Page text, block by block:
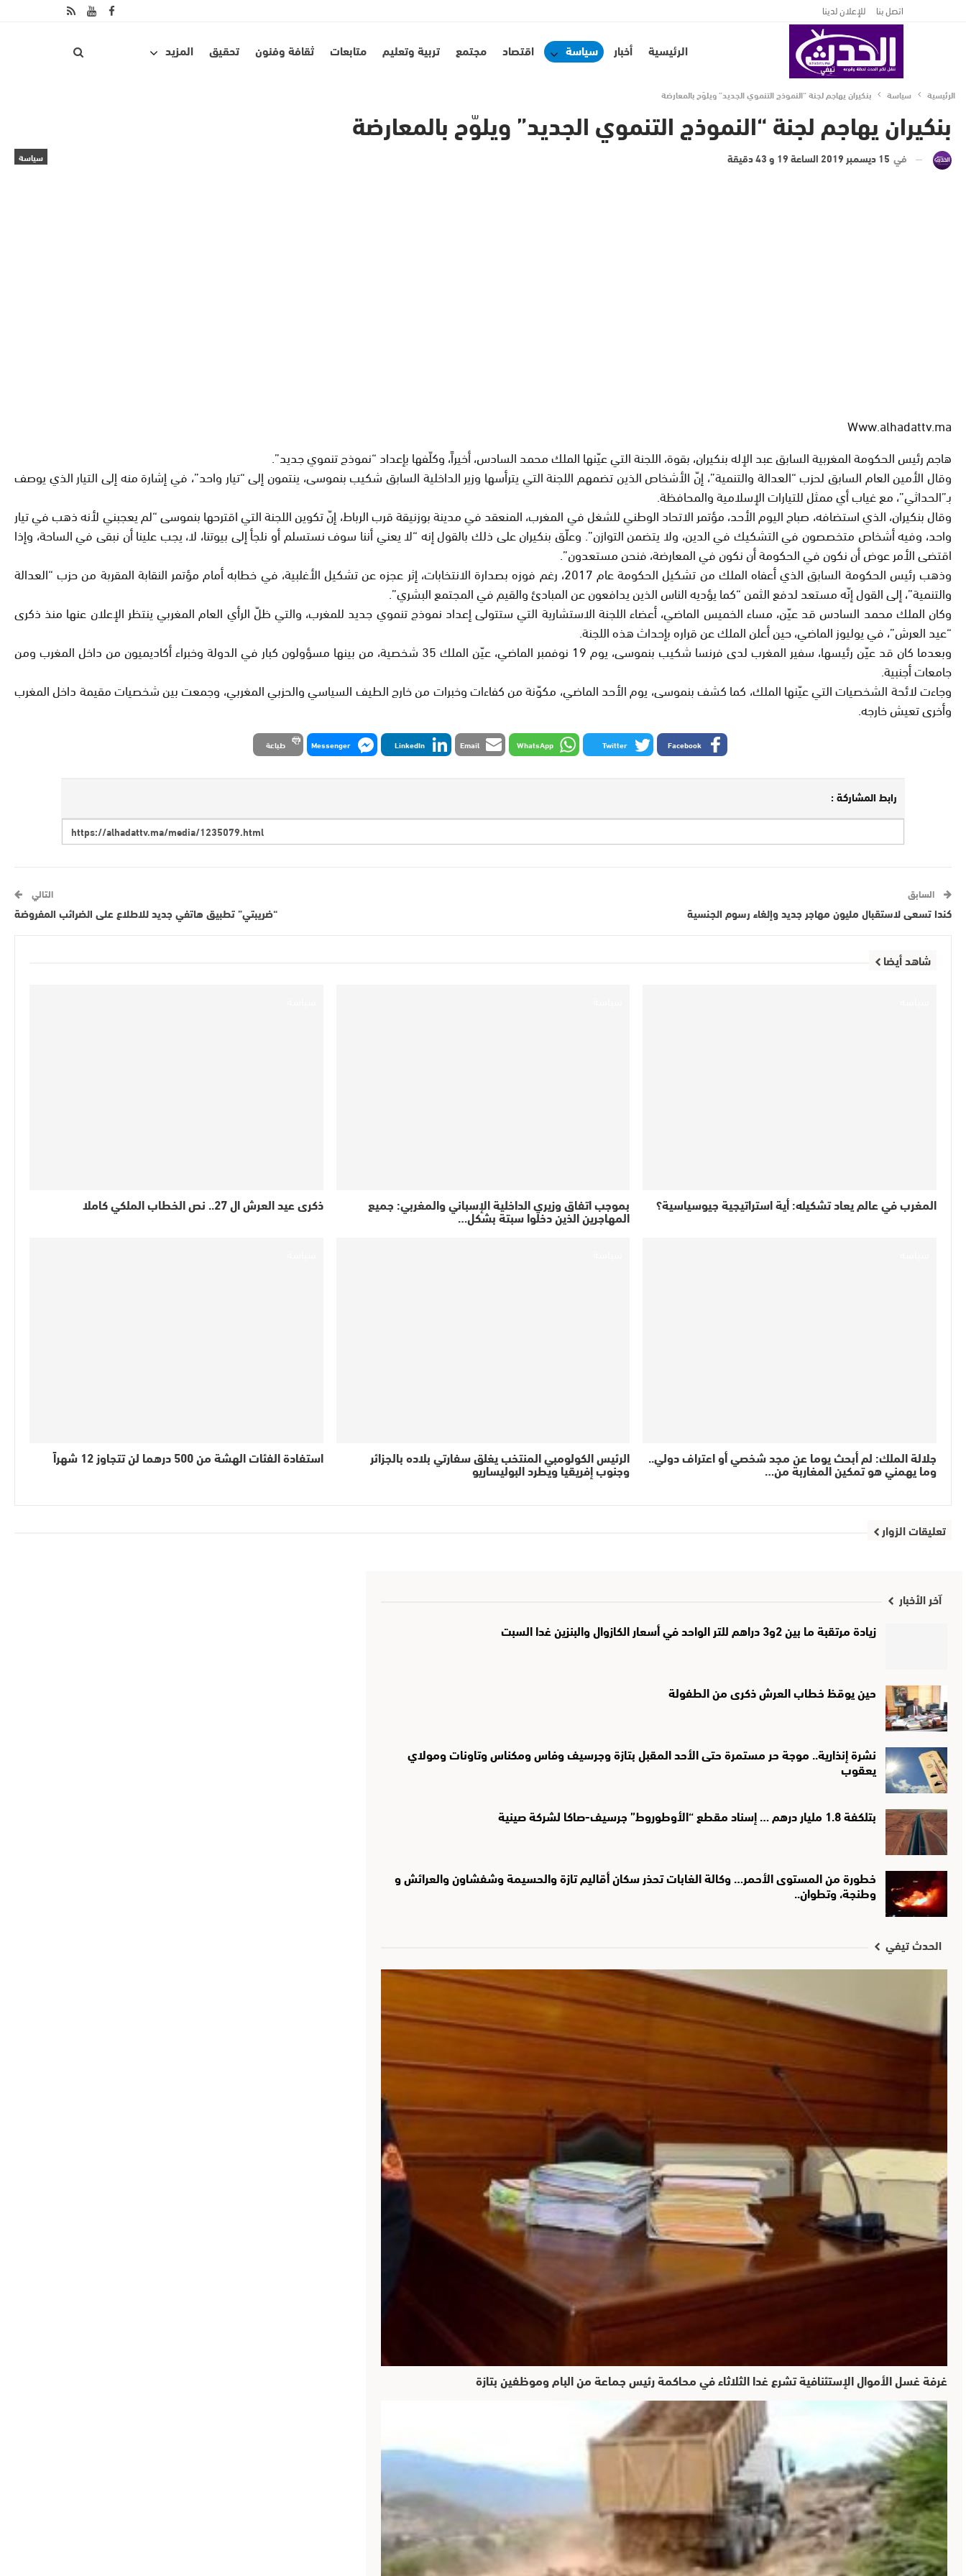
اتصل بنا للإعلان لدينا
الرئيسية أخبار سياسة اقتصاد مجتمع تربية وتعليم متابعات ثقافة وفنون تحقيق المزيد
الرئيسية سياسة بنكيران يهاجم لجنة “النموذج التنموي الجديد” ويلوّح بالمعارضة
بنكيران يهاجم لجنة “النموذج التنموي الجديد” ويلوّح بالمعارضة
سياسة في 15 ديسمبر 2019 الساعة 19 و 43 دقيقة
Www.alhadattv.ma
هاجم رئيس الحكومة المغربية السابق عبد الإله بنكيران، بقوة، اللجنة التي عيّنها الملك محمد السادس، أخيراً، وكلّفها بإعداد “نموذج تنموي جديد”.
وقال الأمين العام السابق لحزب “العدالة والتنمية”، إنّ الأشخاص الذين تضمهم اللجنة التي يترأسها وزير الداخلية السابق شكيب بنموسى، ينتمون إلى “تيار واحد”، في إشارة منه إلى التيار الذي يوصف
بـ”الحداثي”، مع غياب أي ممثل للتيارات الإسلامية والمحافظة.
وقال بنكيران، الذي استضافه، صباح اليوم الأحد، مؤتمر الاتحاد الوطني للشغل في المغرب، المنعقد في مدينة بوزنيقة قرب الرباط، إنّ تكوين اللجنة التي اقترحها بنموسى “لم يعجبني لأنه ذهب في تيار
واحد، وفيه أشخاص متخصصون في التشكيك في الدين، ولا يتضمن التوازن”. وعلّق بنكيران على ذلك بالقول إنه “لا يعني أننا سوف نستسلم أو نلجأ إلى بيوتنا، لا، يجب علينا أن نبقى في الساحة، وإذا
اقتضى الأمر عوض أن نكون في الحكومة أن نكون في المعارضة، فنحن مستعدون”.
وذهب رئيس الحكومة السابق الذي أعفاه الملك من تشكيل الحكومة عام 2017، رغم فوزه بصدارة الانتخابات، إثر عجزه عن تشكيل الأغلبية، في خطابه أمام مؤتمر النقابة المقربة من حزب “العدالة
والتنمية”، إلى القول إنّه مستعد لدفع الثمن “كما يؤديه الناس الذين يدافعون عن المبادئ والقيم في المجتمع البشري”.
وكان الملك محمد السادس قد عيّن، مساء الخميس الماضي، أعضاء اللجنة الاستشارية التي ستتولى إعداد نموذج تنموي جديد للمغرب، والتي ظلّ الرأي العام المغربي ينتظر الإعلان عنها منذ ذكرى
“عيد العرش”، في يوليوز الماضي، حين أعلن الملك عن قراره بإحداث هذه اللجنة.
وبعدما كان قد عيّن رئيسها، سفير المغرب لدى فرنسا شكيب بنموسى، يوم 19 نوفمبر الماضي، عيّن الملك 35 شخصية، من بينها مسؤولون كبار في الدولة وخبراء أكاديميون من داخل المغرب ومن
جامعات أجنبية.
وجاءت لائحة الشخصيات التي عيّنها الملك، كما كشف بنموسى، يوم الأحد الماضي، مكوّنة من كفاءات وخبرات من خارج الطيف السياسي والحزبي المغربي، وجمعت بين شخصيات مقيمة داخل المغرب
وأخرى تعيش خارجه.
Facebook
Twitter
WhatsApp
Email
LinkedIn
Messenger طباعة
رابط المشاركة :
السابق
كندا تسعى لاستقبال مليون مهاجر جديد وإلغاء رسوم الجنسية
التالي
“ضريبتي” تطبيق هاتفي جديد للاطلاع على الضرائب المفروضة
شاهد أيضا
المغرب في عالم يعاد تشكيله: أية استراتيجية جيوسياسية؟ بموجب اتفاق وزيري الداخلية الإسباني والمغربي: جميع
المهاجرين الذين دخلوا سبتة بشكل…
ذكرى عيد العرش ال 27.. نص الخطاب الملكي كاملا
جلالة الملك: لم أبحث يوما عن مجد شخصي أو اعتراف دولي..
وما يهمني هو تمكين المغاربة من…
الرئيس الكولومبي المنتخب يغلق سفارتي بلاده بالجزائر
وجنوب إفريقيا ويطرد البوليساريو
استفادة الفئات الهشة من 500 درهما لن تتجاوز 12 شهراً
تعليقات الزوار
آخر الأخبار
زيادة مرتقبة ما بين 2و3 دراهم للتر الواحد في أسعار الكازوال والبنزين غدا السبت
حين يوقظ خطاب العرش ذكرى من الطفولة
نشرة إنذارية.. موجة حر مستمرة حتى الأحد المقبل بتازة وجرسيف وفاس ومكناس وتاونات ومولاي
يعقوب
بتلكفة 1.8 مليار درهم … إسناد مقطع “الأوطوروط” جرسيف-صاكا لشركة صينية
خطورة من المستوى الأحمر… وكالة الغابات تحذر سكان أقاليم تازة والحسيمة وشفشاون والعرائش و
وطنجة، وتطوان..
الحدث تيفي
غرفة غسل الأموال الإستئنافية تشرع غدا الثلاثاء في محاكمة رئيس جماعة من البام وموظفين بتازة